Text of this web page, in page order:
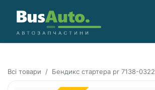
Всі товари Бендикс стартера pr 7138-0322